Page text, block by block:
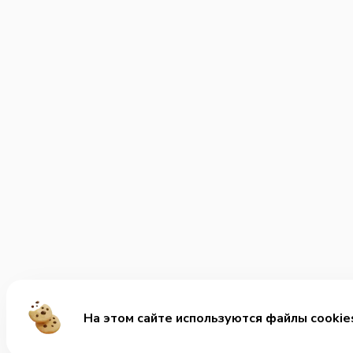
На этом сайте используются файлы